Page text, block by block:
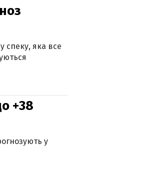
спеку, яка все
+38
у